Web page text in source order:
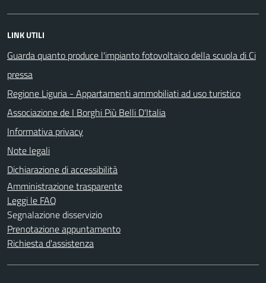
LINK UTILI
Guarda quanto produce l'impianto fotovoltaico della scuola di Ci
pressa
Regione Liguria - Appartamenti ammobiliati ad uso turistico
Associazione de I Borghi Più Belli D'Italia
Informativa privacy
Note legali
Dichiarazione di accessibilità
Amministrazione trasparente
Leggi le FAQ
Segnalazione disservizio
Prenotazione appuntamento
Richiesta d'assistenza